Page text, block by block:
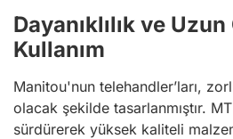
Dayanıklılık ve
Kullanım
Manitou'nun telehandler’ları,
olacak şekilde tasarlanmıştır.
sürdürerek yüksek kaliteli